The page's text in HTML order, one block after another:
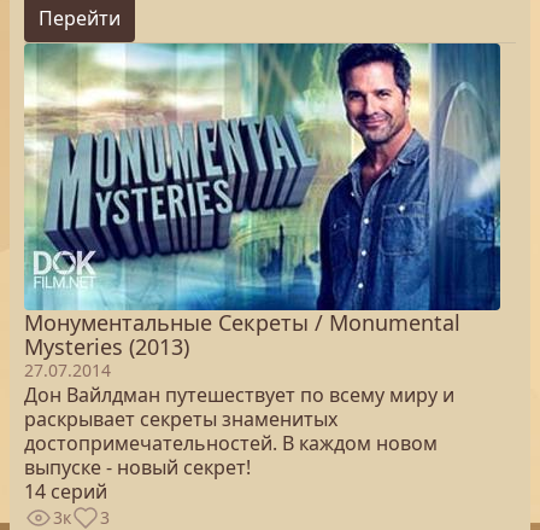
Перейти
Монументальные Секреты / Monumental
Mysteries (2013)
27.07.2014
Дон Вайлдман путешествует по всему миру и
раскрывает секреты знаменитых
достопримечательностей. В каждом новом
выпуске - новый секрет!
14 серий
3к 3